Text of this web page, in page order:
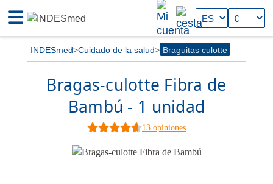
INDESmed Cuidado de la salud Braguitas culotte
Bragas-culotte Fibra de
Bambú - 1 unidad
13 opiniones